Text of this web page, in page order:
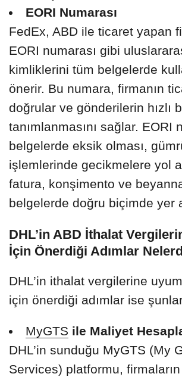
EORI Numarası
FedEx, ABD ile ticaret yapan
EORI numarası gibi
kimliklerini tüm belgelerde
önerir. Bu numara, firmanın
doğrular ve gönderilerin hızlı
tanımlanmasını sağlar. EORI
belgelerde eksik olması,
işlemlerinde gecikmelere yol
fatura, konşimento ve
belgelerde doğru biçimde yer
DHL’in ABD İthalat
İçin Önerdiği Adımlar
DHL’in ithalat vergilerine
için önerdiği adımlar ise
MyGTS ile Maliyet
DHL’in sunduğu MyGTS (My
Services) platformu,